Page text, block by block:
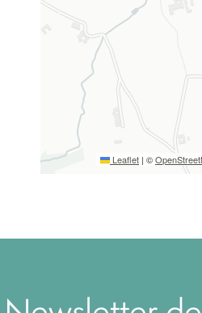
Leaflet | ©